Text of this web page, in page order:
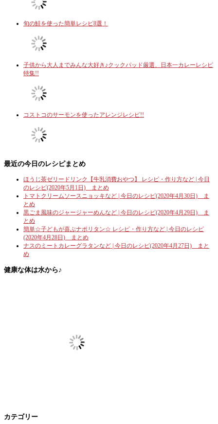
旬の鮭を使った簡単レシピ8選！
子供から大人までみんな大好き♪クックパッド厳選、日本一カレーレシピ
特集!!
コストコのサーモンを使ったアレンジレシピ!!
最近の今日のレシピまとめ
ほうじ茶ゼリードリンク【牛乳消費おやつ】 レシピ・作り方など | 今日
のレシピ(2020年5月1日) まとめ
トマトクリームソースニョッキなど | 今日のレシピ(2020年4月30日) ま
とめ
黒ごま風味のジャージャーめんなど | 今日のレシピ(2020年4月29日) ま
とめ
簡単☆子どもが喜ぶナポリタン☆ レシピ・作り方など | 今日のレシピ
(2020年4月28日) まとめ
ナスのミートカレーグラタンなど | 今日のレシピ(2020年4月27日) まと
め
健康な体は水から♪
カテゴリー